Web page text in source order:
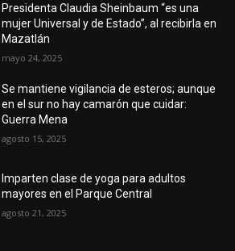
Presidenta Claudia Sheinbaum “es una
mujer Universal y de Estado”, al recibirla en
Mazatlán
mayo 24, 2025
Se mantiene vigilancia de esteros; aunque
en el sur no hay camarón que cuidar:
Guerra Mena
agosto 15, 2025
Imparten clase de yoga para adultos
mayores en el Parque Central
agosto 21, 2025